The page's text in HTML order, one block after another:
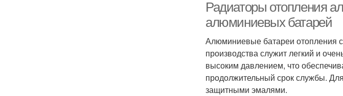
Радиаторы отопления
алюминиевых батарей
Алюминиевые батареи отопления
производства служит легкий и
высоким давлением, что
продолжительный срок службы.
защитными эмалями.